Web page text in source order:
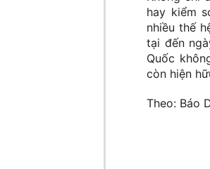
hay kiểm
nhiều thế
tại đến
Quốc
còn hiện
Theo: Báo